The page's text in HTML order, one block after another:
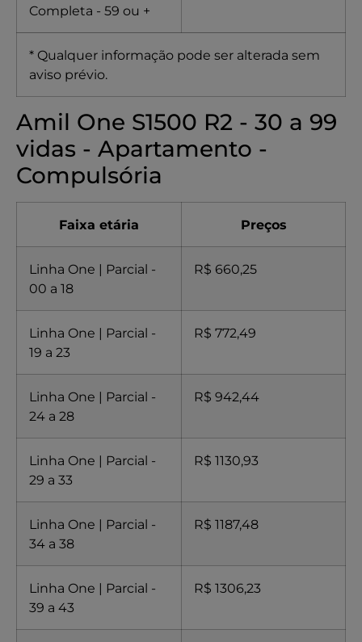
Completa - 59 ou +
* Qualquer informação pode ser alterada sem
aviso prévio.
Amil One S1500 R2 - 30 a 99
vidas - Apartamento -
Compulsória
Faixa etária Preços
Linha One | Parcial -
00 a 18
R$ 660,25
Linha One | Parcial -
19 a 23
R$ 772,49
Linha One | Parcial -
24 a 28
R$ 942,44
Linha One | Parcial -
29 a 33
R$ 1130,93
Linha One | Parcial -
34 a 38
R$ 1187,48
Linha One | Parcial -
39 a 43
R$ 1306,23